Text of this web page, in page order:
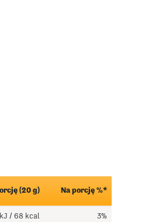
(20 g) Na porcję %*
/ 68 kcal 3%